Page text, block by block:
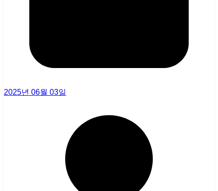
2025년 06월 03일